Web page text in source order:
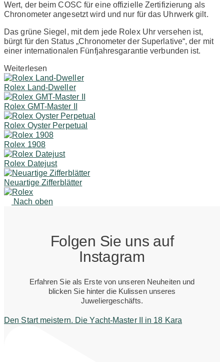
Wert, der beim COSC für eine offizielle Zertifizierung als
Chronometer angesetzt wird und nur für das Uhrwerk gilt.
Das grüne Siegel, mit dem jede Rolex Uhr versehen ist,
bürgt für den Status „Chronometer der Superlative“, der mit
einer internationalen Fünfjahresgarantie verbunden ist.
Weiterlesen
Rolex Land-Dweller
Rolex GMT-Master II
Rolex Oyster Perpetual
Rolex 1908
Rolex Datejust
Neuartige Zifferblätter
Nach oben
Folgen Sie uns auf
Instagram
Erfahren Sie als Erste von unseren Neuheiten und
blicken Sie hinter die Kulissen unseres
Juweliergeschäfts.
Den Start meistern. Die Yacht-Master II in 18 Kara